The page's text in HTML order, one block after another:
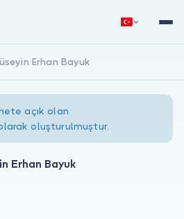
Giriş Yap
Erhan Bayuk
açık olan
oluşturulmuştur.
Erhan Bayuk